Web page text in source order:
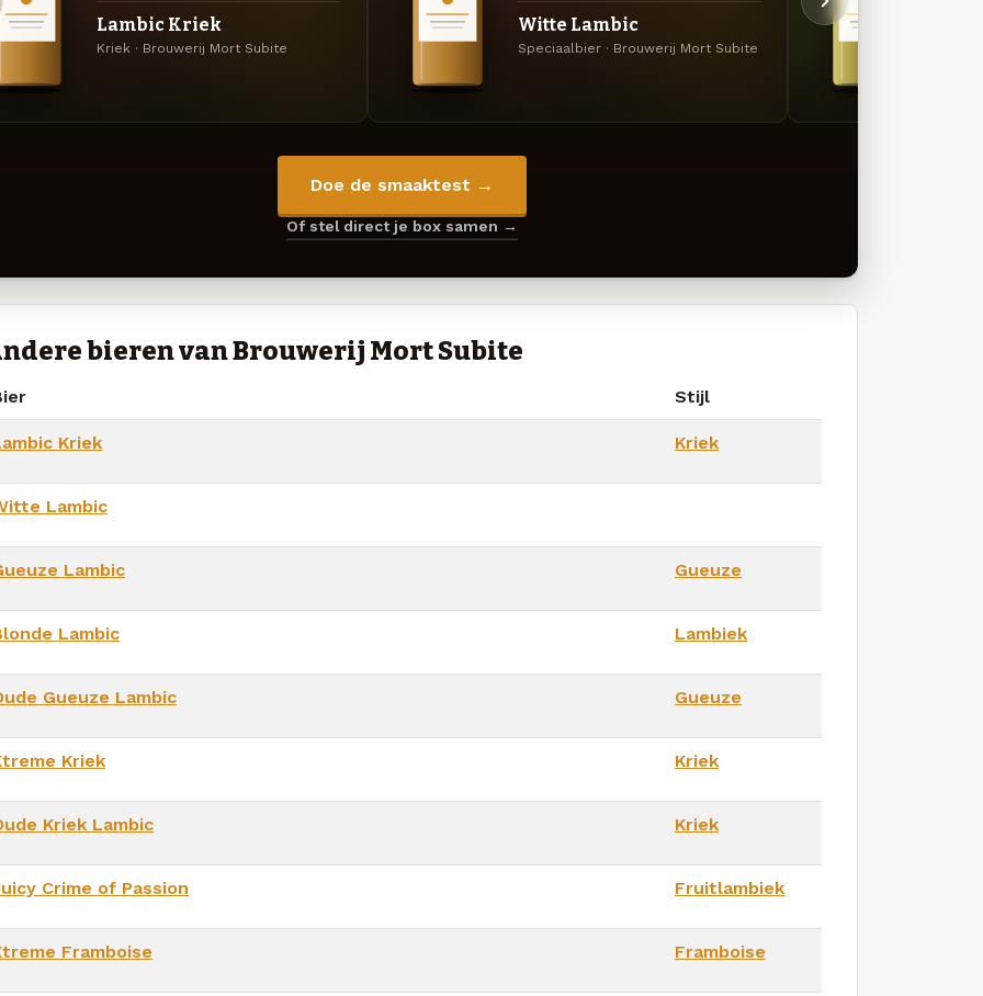
Lambic Kriek
Kriek · Brouwerij Mort Subite
Witte Lambic
Speciaalbier · Brouwerij Mort Subite
Doe de smaaktest →
Of stel direct je box samen →
bieren van Brouwerij Mort Subite
Stijl
Kriek Kriek
Lambic
Lambic Gueuze
Lambic Lambiek
Gueuze Lambic Gueuze
Kriek Kriek
Kriek Lambic Kriek
Crime of Passion Fruitlambiek
Framboise Framboise